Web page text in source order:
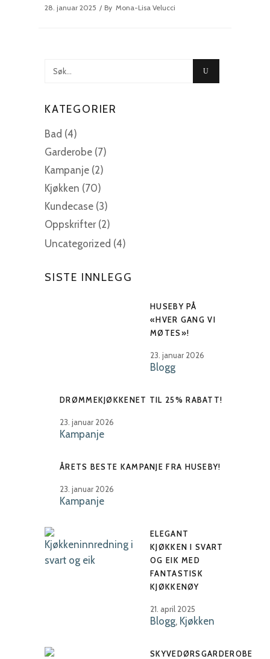
28. januar 2025 By Mona-Lisa Velucci
Søk
KATEGORIER
Bad (4)
Garderobe (7)
Kampanje (2)
Kjøkken (70)
Kundecase (3)
Oppskrifter(2)
Uncategorized (4)
SISTE INNLEGG
HUSEBY PÅ
«HVER GANG VI
MØTES»!
23. januar 2026
Blogg
DRØMMEKJØKKENET TIL 25% RABATT!
23. januar 2026
Kampanje
ÅRETS BESTE KAMPANJE FRA HUSEBY!
23. januar 2026
Kampanje
ELEGANT
KJØKKEN I SVART
OG EIK MED
FANTASTISK
KJØKKENØY
21. april 2025
Blogg, Kjøkken
SKYVEDØRSGARDEROBE